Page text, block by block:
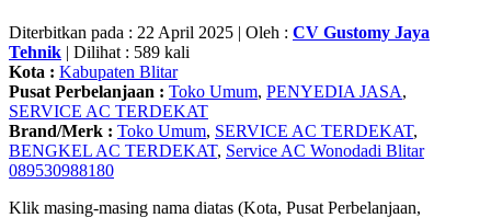
Diterbitkan pada : 22 April 2025 | Oleh : CV Gustomy Jaya
Tehnik | Dilihat : 589 kali
Kota : Kabupaten Blitar
Pusat Perbelanjaan : Toko Umum, PENYEDIA JASA,
SERVICE AC TERDEKAT
Brand/Merk : Toko Umum, SERVICE AC TERDEKAT,
BENGKEL AC TERDEKAT, Service AC Wonodadi Blitar
089530988180
Klik masing-masing nama diatas (Kota, Pusat Perbelanjaan,